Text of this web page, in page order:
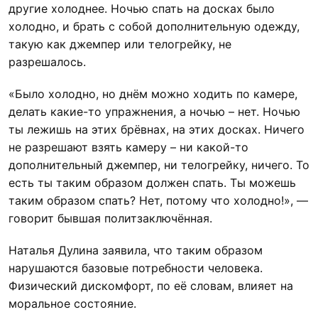
другие холоднее. Ночью спать на досках было
холодно, и брать с собой дополнительную одежду,
такую как джемпер или телогрейку, не
разрешалось.
«Было холодно, но днём можно ходить по камере,
делать какие-то упражнения, а ночью – нет. Ночью
ты лежишь на этих брёвнах, на этих досках. Ничего
не разрешают взять камеру – ни какой-то
дополнительный джемпер, ни телогрейку, ничего. То
есть ты таким образом должен спать. Ты можешь
таким образом спать? Нет, потому что холодно!», —
говорит бывшая политзаключённая.
Наталья Дулина заявила, что таким образом
нарушаются базовые потребности человека.
Физический дискомфорт, по её словам, влияет на
моральное состояние.